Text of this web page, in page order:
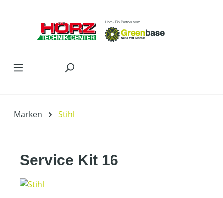
Marken Stihl
Service Kit 16